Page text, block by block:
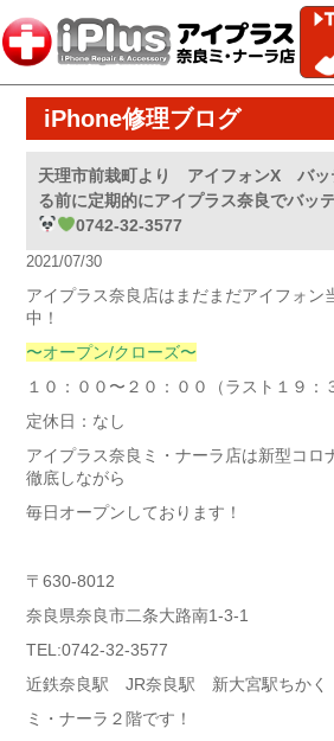
iPhone修理ブログ
天理市前栽町より アイフォンX バ
る前に定期的にアイプラス奈良でバッ
0742-32-3577
2021/07/30
アイプラス奈良店はまだまだアイフォン
中！
〜オープン/クローズ〜
１０：００〜２０：００（ラスト１９：
定休日：なし
アイプラス奈良ミ・ナーラ店は新型コロ
徹底しながら
毎日オープンしております！
〒630-8012
奈良県奈良市二条大路南1-3-1
TEL:0742-32-3577
近鉄奈良駅 JR奈良駅 新大宮駅ちかく
ミ・ナーラ２階です！